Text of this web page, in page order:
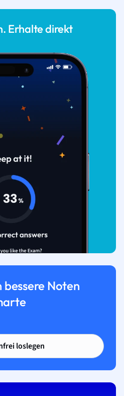
Erhalte direkt
bessere Noten
loslegen